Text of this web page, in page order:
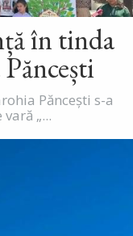
în tinda
Păncești s-a
„...